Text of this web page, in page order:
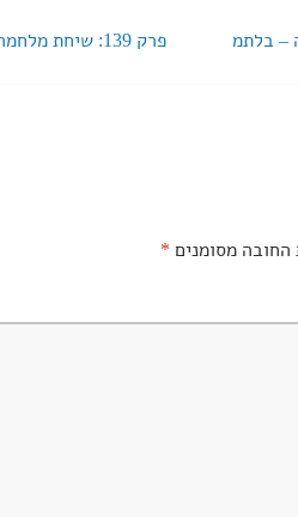
פרק 139: שיחת מלחמה – שמח תשמח
מסומנים *